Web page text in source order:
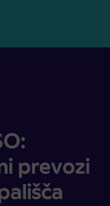
do koprskega
prevozi